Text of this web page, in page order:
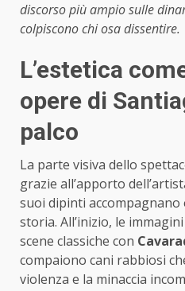
discorso più ampio sulle
colpiscono chi osa dissentire.
L’estetica
opere di
palco
La parte visiva dello
grazie all’apporto
suoi dipinti accompagnano
storia. All’inizio, le
scene classiche con
compaiono cani rabbiosi
violenza e la minaccia